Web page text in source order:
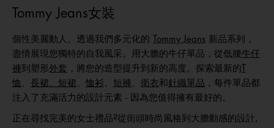
Tommy Jeans女裝
個性美麗動人。透過我們多元化的 Tommy Jeans 新品系列，
盡情展現您獨特的自我風采。用大膽的牛仔單品，從低腰牛仔
褲 到塑形外套 ，將您的造型提升到新的高度。探索最新的
恤 、 長裙、短裙 、 恤衫 、 短褲 、 衛衣和 針織單品 ，每件單品都
注入了充滿活力的設計元素 - 因為您值得擁有最好的。
正在尋找完美的女士禮品?從街頭時尚風格到大膽動感的設計,